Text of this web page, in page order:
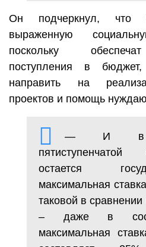
Он подчеркнул, что
выраженную
поскольку
поступления в
направить на
проектов и помощь
— И в
остается
максимальная
таковой в
– даже в
максимальная